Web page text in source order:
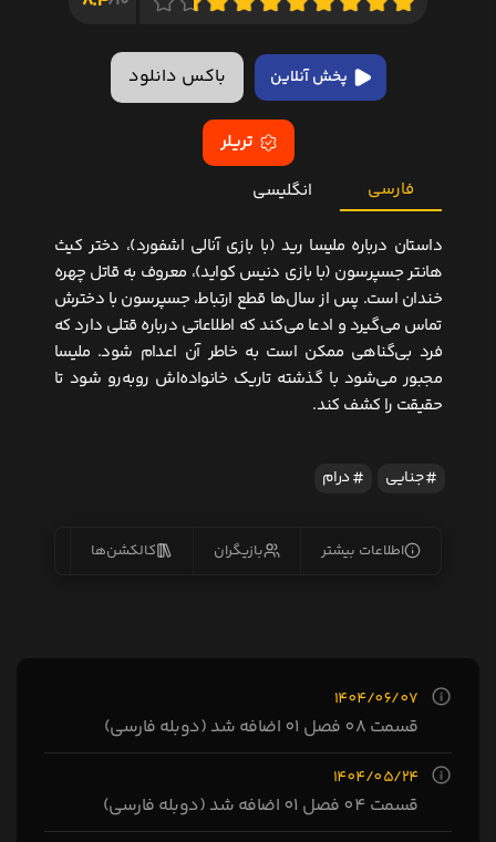
پخش آنلاین باکس دانلود
تریلر
فارسی انگلیسی
داستان درباره ملیسا رید (با بازی آنالی اشفورد)، دختر کیث
هانتر جسپرسون (با بازی دنیس کواید)، معروف به قاتل چهره
خندان است. پس از سال‌ها قطع ارتباط، جسپرسون با دخترش
تماس می‌گیرد و ادعا می‌کند که اطلاعاتی درباره قتلی دارد که
فرد بی‌گناهی ممکن است به خاطر آن اعدام شود. ملیسا
مجبور می‌شود با گذشته تاریک خانواده‌اش روبه‌رو شود تا
حقیقت را کشف کند.
جنایی درام
اطلاعات بیشتر بازیگران کالکشن‌ها
1404/06/07
قسمت 08 فصل 01 اضافه شد (دوبله فارسی)
1404/05/24
قسمت 04 فصل 01 اضافه شد (دوبله فارسی)